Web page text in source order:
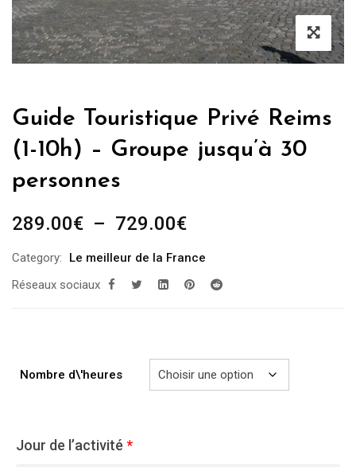
Guide Touristique Privé Reims
(1-10h) – Groupe jusqu’à 30
personnes
289.00€ – 729.00€Plage
prix :
289.00€
Category:
Le meilleur de la France
Réseaux sociaux
Nombre d\'heures
Jour de l’activité *